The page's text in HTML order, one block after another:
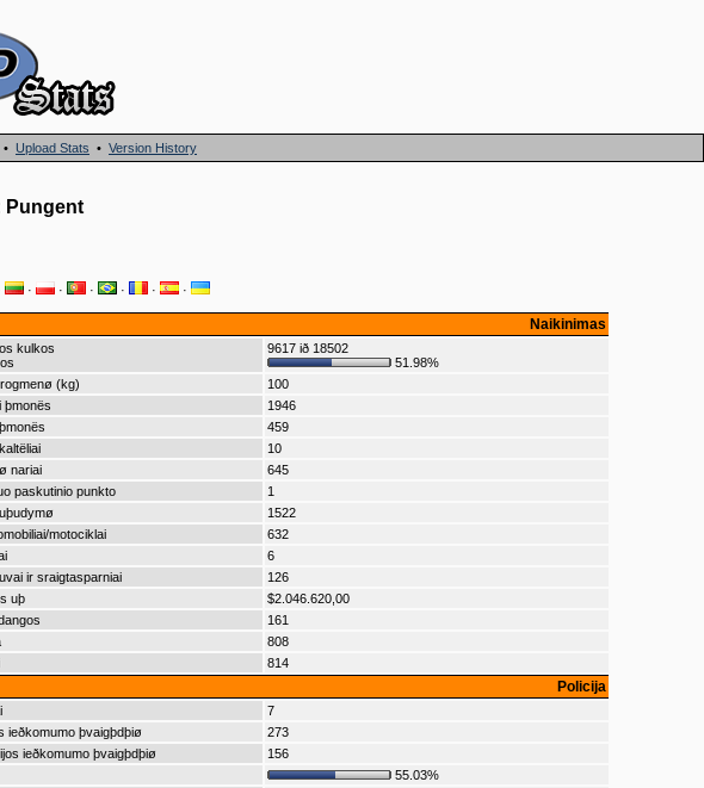
• Upload Stats • Version History
Pungent
· · · · · ·
Naikinimas
kulkos
9617 ið 18502
51.98%
(kg)
100
þmonës
1946
459
10
nariai
645
paskutinio punkto
1
1522
motociklai
632
6
ir sraigtasparniai
126
uþ
$2.046.620,00
161
808
814
Policija
7
ieðkomumo þvaigþdþiø
273
ieðkomumo þvaigþdþiø
156
55.03%